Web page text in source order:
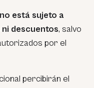
no está sujeto a
descuentos, salvo
por el
percibirán el